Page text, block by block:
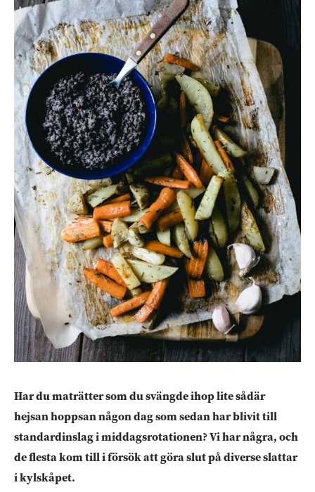
Har du maträtter som du svängde ihop lite sådär
hejsan hoppsan någon dag som sedan har blivit till
standardinslag i middagsrotationen? Vi har några, och
de flesta kom till i försök att göra slut på diverse slattar
i kylskåpet.